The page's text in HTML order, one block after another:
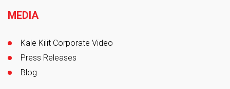
MEDIA
Kale Kilit Corporate Video
Press Releases
Blog